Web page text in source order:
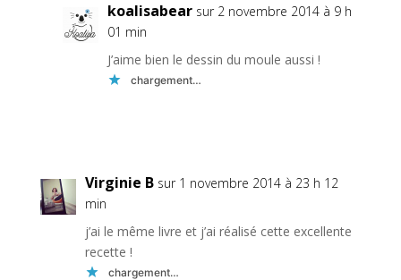
koalisabear sur 2 novembre 2014 à 9 h
01 min
J’aime bien le dessin du moule aussi !
chargement…
Virginie B sur 1 novembre 2014 à 23 h 12
min
j’ai le même livre et j’ai réalisé cette excellente
recette !
chargement…